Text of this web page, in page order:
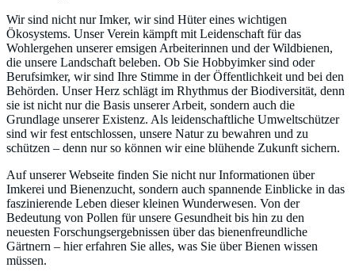
Wir sind nicht nur Imker, wir sind Hüter eines wichtigen
Ökosystems. Unser Verein kämpft mit Leidenschaft für das
Wohlergehen unserer emsigen Arbeiterinnen und der Wildbienen,
die unsere Landschaft beleben. Ob Sie Hobbyimker sind oder
Berufsimker, wir sind Ihre Stimme in der Öffentlichkeit und bei den
Behörden. Unser Herz schlägt im Rhythmus der Biodiversität, denn
sie ist nicht nur die Basis unserer Arbeit, sondern auch die
Grundlage unserer Existenz. Als leidenschaftliche Umweltschützer
sind wir fest entschlossen, unsere Natur zu bewahren und zu
schützen – denn nur so können wir eine blühende Zukunft sichern.
Auf unserer Webseite finden Sie nicht nur Informationen über
Imkerei und Bienenzucht, sondern auch spannende Einblicke in das
faszinierende Leben dieser kleinen Wunderwesen. Von der
Bedeutung von Pollen für unsere Gesundheit bis hin zu den
neuesten Forschungsergebnissen über das bienenfreundliche
Gärtnern – hier erfahren Sie alles, was Sie über Bienen wissen
müssen.